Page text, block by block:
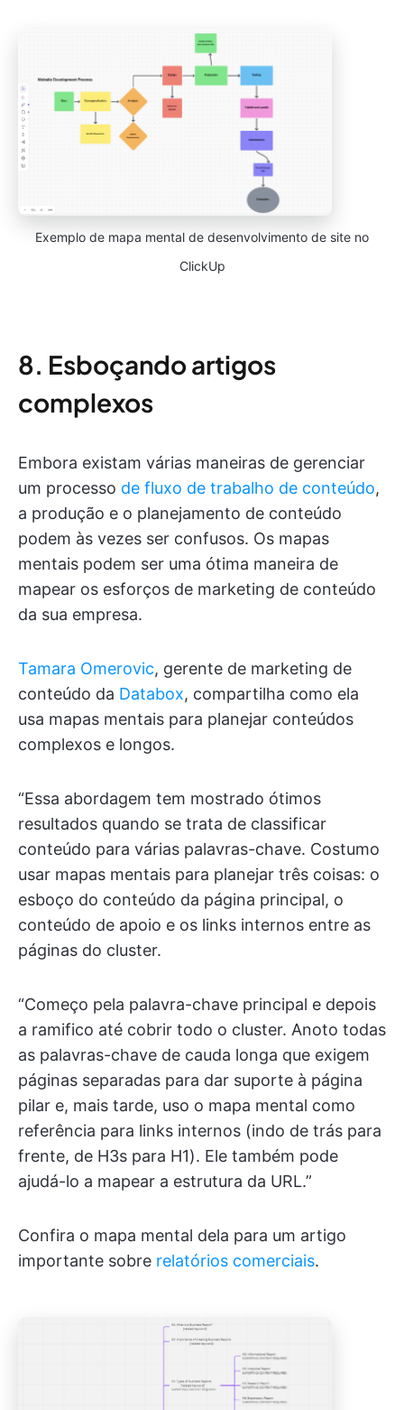
Exemplo de mapa mental de desenvolvimento de site no
ClickUp
8. Esboçando artigos
complexos
Embora existam várias maneiras de gerenciar
um processo de fluxo de trabalho de conteúdo,
a produção e o planejamento de conteúdo
podem às vezes ser confusos. Os mapas
mentais podem ser uma ótima maneira de
mapear os esforços de marketing de conteúdo
da sua empresa.
Tamara Omerovic, gerente de marketing de
conteúdo da Databox, compartilha como ela
usa mapas mentais para planejar conteúdos
complexos e longos.
“Essa abordagem tem mostrado ótimos
resultados quando se trata de classificar
conteúdo para várias palavras-chave. Costumo
usar mapas mentais para planejar três coisas: o
esboço do conteúdo da página principal, o
conteúdo de apoio e os links internos entre as
páginas do cluster.
“Começo pela palavra-chave principal e depois
a ramifico até cobrir todo o cluster. Anoto todas
as palavras-chave de cauda longa que exigem
páginas separadas para dar suporte à página
pilar e, mais tarde, uso o mapa mental como
referência para links internos (indo de trás para
frente, de H3s para H1). Ele também pode
ajudá-lo a mapear a estrutura da URL.”
Confira o mapa mental dela para um artigo
importante sobre relatórios comerciais.